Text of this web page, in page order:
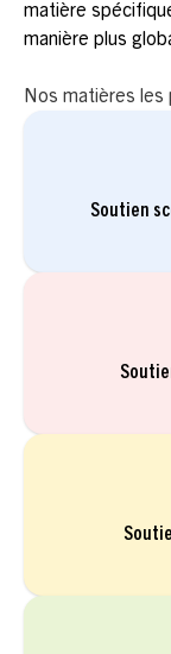
matière
manière plus
Nos matières les
Soutien